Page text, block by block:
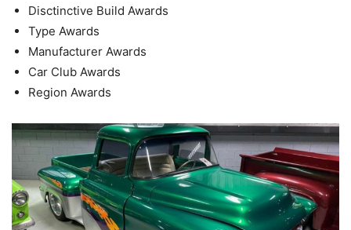
Disctinctive Build Awards
Type Awards
Manufacturer Awards
Car Club Awards
Region Awards